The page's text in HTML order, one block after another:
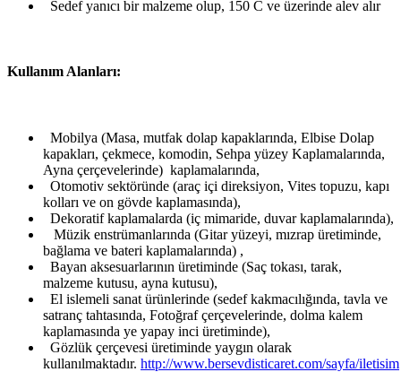
Sedef yanıcı bir malzeme olup, 150 C ve üzerinde alev alır
Kullanım Alanları:
Mobilya (Masa, mutfak dolap kapaklarında, Elbise Dolap
kapakları, çekmece, komodin, Sehpa yüzey Kaplamalarında,
Ayna çerçevelerinde) kaplamalarında,
Otomotiv sektöründe (araç içi direksiyon, Vites topuzu, kapı
kolları ve on gövde kaplamasında),
Dekoratif kaplamalarda (iç mimaride, duvar kaplamalarında),
Müzik enstrümanlarında (Gitar yüzeyi, mızrap üretiminde,
bağlama ve bateri kaplamalarında) ,
Bayan aksesuarlarının üretiminde (Saç tokası, tarak,
malzeme kutusu, ayna kutusu),
El islemeli sanat ürünlerinde (sedef kakmacılığında, tavla ve
satranç tahtasında, Fotoğraf çerçevelerinde, dolma kalem
kaplamasında ye yapay inci üretiminde),
Gözlük çerçevesi üretiminde yaygın olarak
kullanılmaktadır. http://www.bersevdisticaret.com/sayfa/iletisim